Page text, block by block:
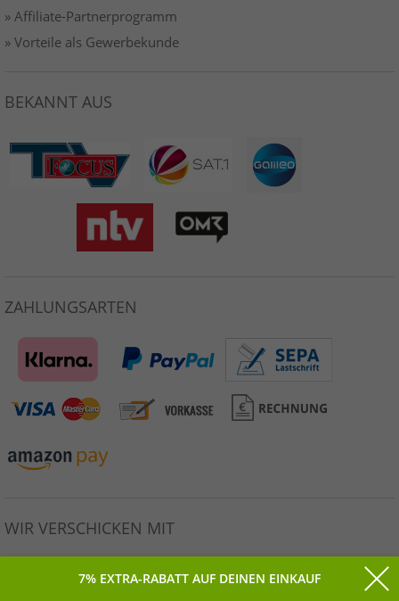
» Affiliate-Partnerprogramm
» Vorteile als Gewerbekunde
BEKANNT AUS
ZAHLUNGSARTEN
WIR VERSCHICKEN MIT
7% EXTRA-RABATT AUF DEINEN EINKAUF